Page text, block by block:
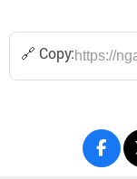
🔗 Copy: